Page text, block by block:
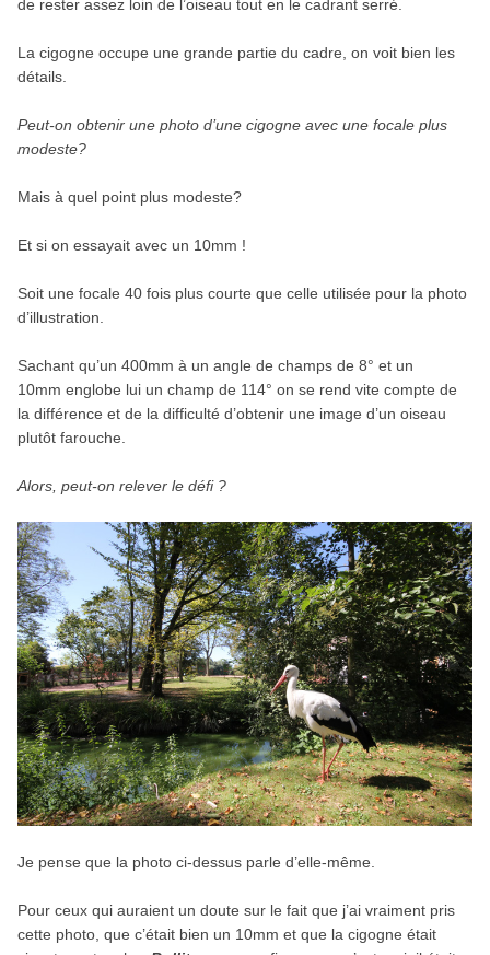
de rester assez loin de l’oiseau tout en le cadrant serré.
La cigogne occupe une grande partie du cadre, on voit bien les
détails.
Peut-on obtenir une photo d’une cigogne avec une focale plus
modeste?
Mais à quel point plus modeste?
Et si on essayait avec un 10mm !
Soit une focale 40 fois plus courte que celle utilisée pour la photo
d’illustration.
Sachant qu’un 400mm à un angle de champs de 8° et un
10mm englobe lui un champ de 114° on se rend vite compte de
la différence et de la difficulté d’obtenir une image d’un oiseau
plutôt farouche.
Alors, peut-on relever le défi ?
Je pense que la photo ci-dessus parle d’elle-même.
Pour ceux qui auraient un doute sur le fait que j’ai vraiment pris
cette photo, que c’était bien un 10mm et que la cigogne était